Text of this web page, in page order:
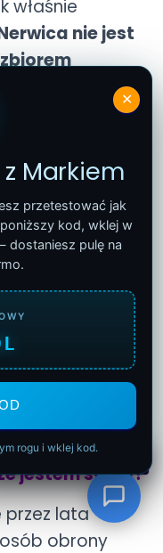
właśnie
nie jest
ona tworzy
objawy.
Można
neurotyczne
poznawanie
z
ciągłej
procesie w
.
jestem słaby?
przez lata
obrony
Jak ci mogę pomóc?
✕
Markiem
przetestować jak
kod, wklej w
dostaniesz pulę na
rogu i wklej kod.